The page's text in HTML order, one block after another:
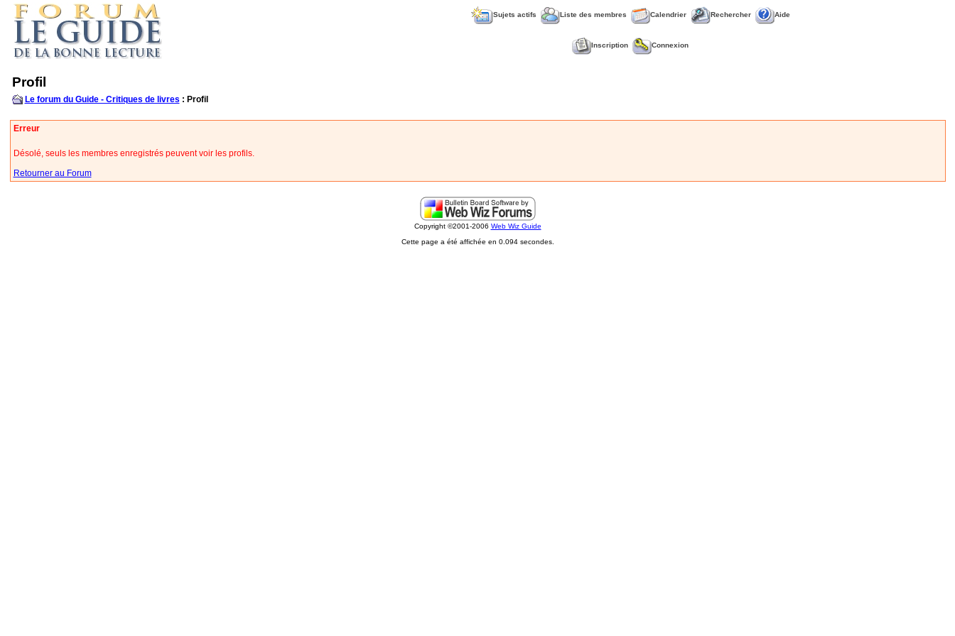
Sujets actifs Liste des membres Calendrier Rechercher Aide
Inscription Connexion
Profil
Le forum du Guide - Critiques de livres : Profil
Erreur
Désolé, seuls les membres enregistrés peuvent voir les profils.
Retourner au Forum
Copyright ©2001-2006 Web Wiz Guide
Cette page a été affichée en 0.094 secondes.